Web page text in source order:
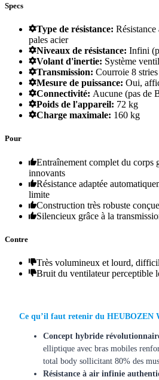
Specs
Type de résistance:
pales acier
Niveaux de résistance: Infini
Volant d'inertie: Système
Transmission: Courroie 8 stries
Mesure de puissance: Oui,
Connectivité: Aucune (pas de
Poids de l'appareil: 72 kg
Charge maximale: 160 kg
Pour
Entraînement complet du corps
innovants
Résistance adaptée
limite
Construction très robuste
Silencieux grâce à la
Contre
Très volumineux et lourd,
Bruit du ventilateur perceptible
Ce qu’il faut retenir du HEUBOZEN
Concept hybride
elliptique avec bras mobiles
total body sollicitant 80% des
Résistance à air infinie